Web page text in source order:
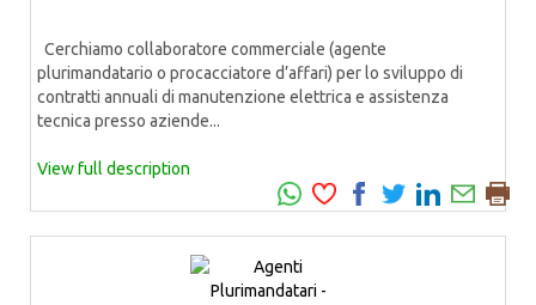
Cerchiamo collaboratore commerciale (agente
plurimandatario o procacciatore d’affari) per lo sviluppo di
contratti annuali di manutenzione elettrica e assistenza
tecnica presso aziende...
View full description